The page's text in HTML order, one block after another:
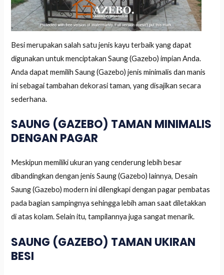
Besi merupakan salah satu jenis kayu terbaik yang dapat
digunakan untuk menciptakan Saung (Gazebo) impian Anda.
Anda dapat memilih Saung (Gazebo) jenis minimalis dan manis
ini sebagai tambahan dekorasi taman, yang disajikan secara
sederhana.
SAUNG (GAZEBO) TAMAN MINIMALIS
DENGAN PAGAR
Meskipun memiliki ukuran yang cenderung lebih besar
dibandingkan dengan jenis Saung (Gazebo) lainnya, Desain
Saung (Gazebo) modern ini dilengkapi dengan pagar pembatas
pada bagian sampingnya sehingga lebih aman saat diletakkan
di atas kolam. Selain itu, tampilannya juga sangat menarik.
SAUNG (GAZEBO) TAMAN UKIRAN
BESI